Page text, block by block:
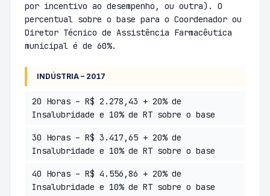
por incentivo ao desempenho, ou outra). O
percentual sobre o base para o Coordenador ou
Diretor Técnico de Assistência Farmacêutica
municipal é de 60%.
INDÚSTRIA – 2017
20 Horas – R$ 2.278,43 + 20% de
Insalubridade e 10% de RT sobre o base
30 Horas – R$ 3.417,65 + 20% de
Insalubridade e 10% de RT sobre o base
40 Horas – R$ 4.556,86 + 20% de
Insalubridade e 10% de RT sobre o base